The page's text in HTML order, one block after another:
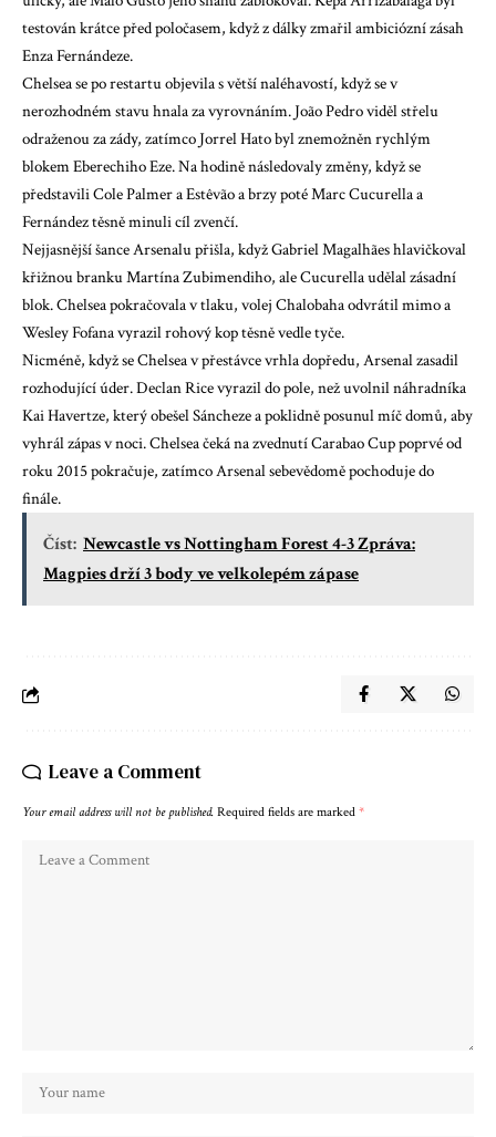
testován krátce před poločasem, když z dálky zmařil ambiciózní zásah
Enza Fernándeze.
Chelsea se po restartu objevila s větší naléhavostí, když se v
nerozhodném stavu hnala za vyrovnáním. João Pedro viděl střelu
odraženou za zády, zatímco Jorrel Hato byl znemožněn rychlým
blokem Eberechiho Eze. Na hodině následovaly změny, když se
představili Cole Palmer a Estêvão a brzy poté Marc Cucurella a
Fernández těsně minuli cíl zvenčí.
Nejjasnější šance Arsenalu přišla, když Gabriel Magalhães hlavičkoval
křižnou branku Martína Zubimendiho, ale Cucurella udělal zásadní
blok. Chelsea pokračovala v tlaku, volej Chalobaha odvrátil mimo a
Wesley Fofana vyrazil rohový kop těsně vedle tyče.
Nicméně, když se Chelsea v přestávce vrhla dopředu, Arsenal zasadil
rozhodující úder. Declan Rice vyrazil do pole, než uvolnil náhradníka
Kai Havertze, který obešel Sáncheze a poklidně posunul míč domů, aby
vyhrál zápas v noci. Chelsea čeká na zvednutíCarabao Cuppoprvé od
roku 2015 pokračuje, zatímco Arsenal sebevědomě pochoduje do
finále.
Číst: Newcastle vs Nottingham Forest 4-3 Zpráva:
Magpies drží 3 body ve velkolepém zápase
Leave a Comment
Your email address will not be published. Required fields are marked *